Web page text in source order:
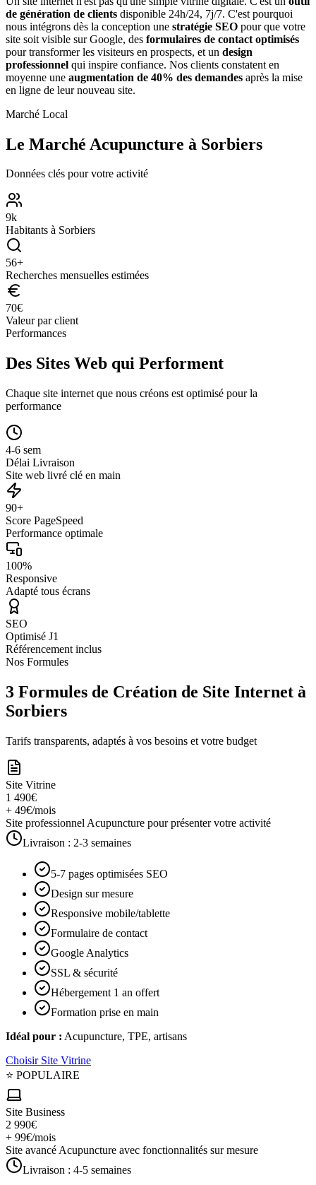
de génération de clients disponible 24h/24, 7j/7. C'est pourquoi
nous intégrons dès la conception une stratégie SEO pour que votre
site soit visible sur Google, des formulaires de contact optimisés
pour transformer les visiteurs en prospects, et un design
professionnel qui inspire confiance. Nos clients constatent en
moyenne une augmentation de 40% des demandes après la mise
en ligne de leur nouveau site.
Marché Local
Le Marché Acupuncture à Sorbiers
Données clés pour votre activité
9k
Habitants à Sorbiers
56+
Recherches mensuelles estimées
70€
Valeur par client
Performances
Des Sites Web qui Performent
Chaque site internet que nous créons est optimisé pour la
performance
4-6 sem
Délai Livraison
Site web livré clé en main
90+
Score PageSpeed
Performance optimale
100%
Responsive
Adapté tous écrans
SEO
Optimisé J1
Référencement inclus
Nos Formules
3 Formules de Création de Site Internet à
Sorbiers
Tarifs transparents, adaptés à vos besoins et votre budget
Site Vitrine
1 490€
+ 49€/mois
Site professionnel Acupuncture pour présenter votre activité
Livraison : 2-3 semaines
5-7 pages optimisées SEO
Design sur mesure
Responsive mobile/tablette
Formulaire de contact
Google Analytics
SSL & sécurité
Hébergement 1 an offert
Formation prise en main
Idéal pour : Acupuncture, TPE, artisans
Choisir Site Vitrine
⭐ POPULAIRE
Site Business
2 990€
+ 99€/mois
Site avancé Acupuncture avec fonctionnalités sur mesure
Livraison : 4-5 semaines